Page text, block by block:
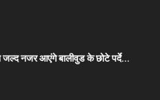
नजर आएंगे बालीवुड के छोटे पर्दे...